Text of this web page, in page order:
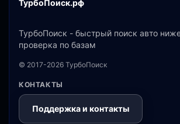
ТурбоПоиск.рф
ТурбоПоиск - быстрый поиск авто
проверка по базам
© 2017-2026 ТурбоПоиск
КОНТАКТЫ
Поддержка и контакты